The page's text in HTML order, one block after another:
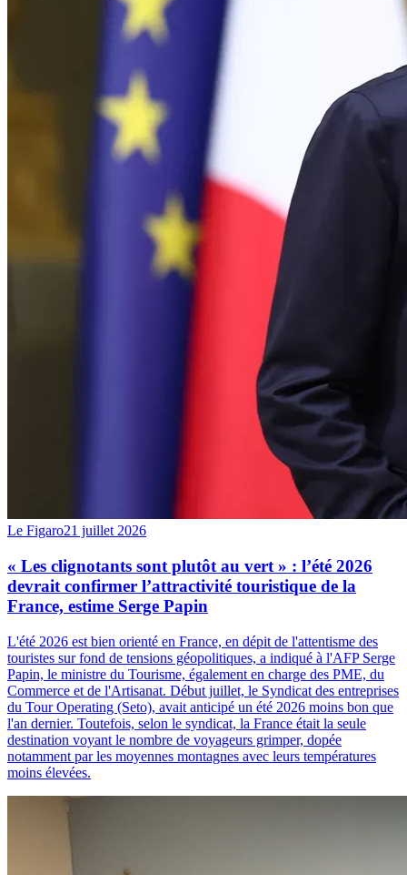
Le Figaro21 juillet 2026
« Les clignotants sont plutôt au vert » : l’été 2026
devrait confirmer l’attractivité touristique de la
France, estime Serge Papin
L'été 2026 est bien orienté en France, en dépit de l'attentisme des
touristes sur fond de tensions géopolitiques, a indiqué à l'AFP Serge
Papin, le ministre du Tourisme, également en charge des PME, du
Commerce et de l'Artisanat. Début juillet, le Syndicat des entreprises
du Tour Operating (Seto), avait anticipé un été 2026 moins bon que
l'an dernier. Toutefois, selon le syndicat, la France était la seule
destination voyant le nombre de voyageurs grimper, dopée
notamment par les moyennes montagnes avec leurs températures
moins élevées.